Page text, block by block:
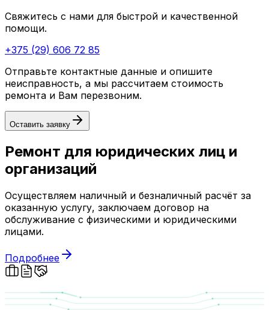
Свяжитесь с нами для быстрой и качественной
помощи.
+375 (29) 606 72 85
Отправьте контактные данные и опишите
неисправность, а мы рассчитаем стоимость
ремонта и Вам перезвоним.
Оставить заявку
Ремонт для юридических лиц и
организаций
Осуществляем наличный и безналичный расчёт за
оказанную услугу, заключаем договор на
обслуживание с физическими и юридическими
лицами.
Подробнее